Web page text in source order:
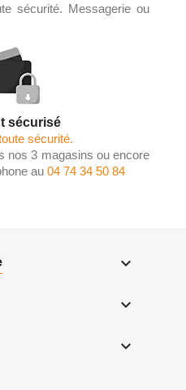
sécurité. Messagerie ou
sécurisé
sécurité.
nos 3 magasins ou encore
au 04 74 34 50 84


